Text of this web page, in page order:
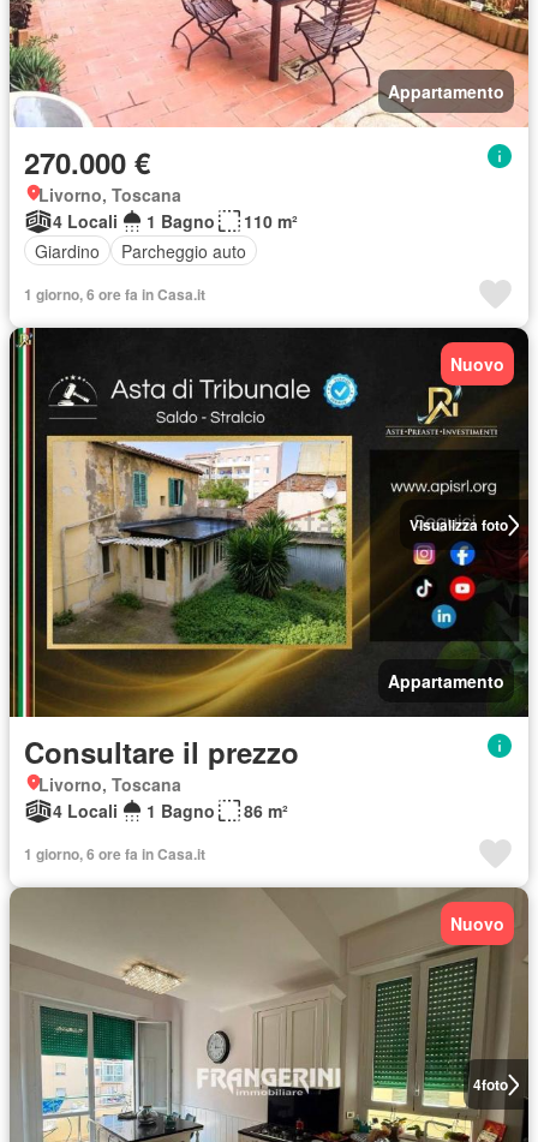
Appartamento
270.000 €
Livorno, Toscana
4 Locali
1 Bagno
110 m²
Giardino
Parcheggio auto
1 giorno, 6 ore fa in Casa.it
Visualizza foto
Nuovo
Appartamento
Consultare il prezzo
Livorno, Toscana
4 Locali
1 Bagno 86 m²
1 giorno, 6 ore fa in Casa.it
4foto
Nuovo